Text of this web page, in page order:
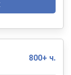
800+ ч.